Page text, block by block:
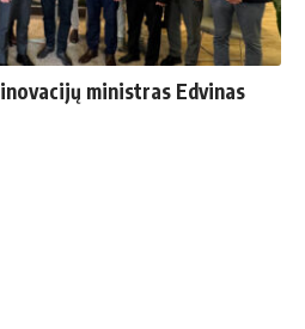
ministras Edvinas